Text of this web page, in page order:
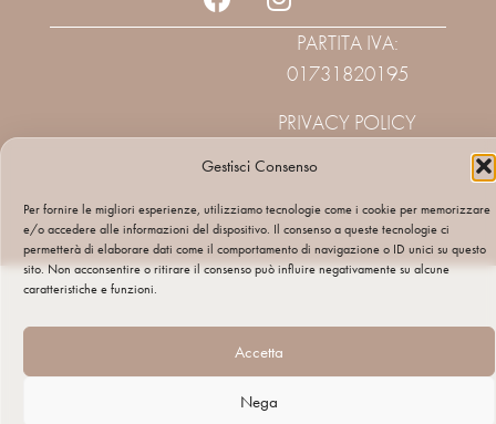
Gestisci Consenso
Per fornire le migliori esperienze, utilizziamo tecnologie come i cookie per memorizzare
e/o accedere alle informazioni del dispositivo. Il consenso a queste tecnologie ci
permetterà di elaborare dati come il comportamento di navigazione o ID unici su questo
sito. Non acconsentire o ritirare il consenso può influire negativamente su alcune
caratteristiche e funzioni.
Accetta
Nega
PARTITA IVA:
01731820195
PRIVACY POLICY